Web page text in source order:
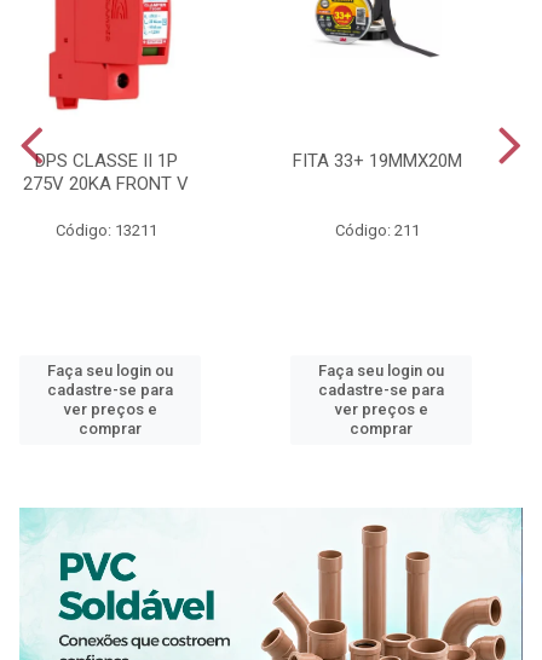
DPS CLASSE II 1P
275V 20KA FRONT V
Código: 13211
Faça seu login ou
cadastre-se para
ver preços e
comprar
FITA 33+ 19MMX20M
Código: 211
Faça seu login ou
cadastre-se para
ver preços e
comprar